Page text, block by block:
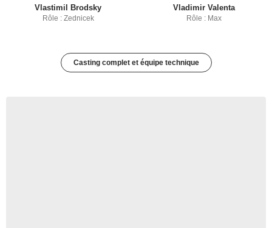
Vlastimil Brodsky
Rôle : Zednicek
Vladimir Valenta
Rôle : Max
Casting complet et équipe technique